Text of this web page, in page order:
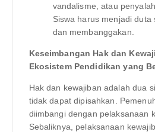
vandalisme, atau
Siswa harus menjadi
dan membanggakan.
Keseimbangan Hak dan
Ekosistem Pendidikan yang
Hak dan kewajiban adalah dua
tidak dapat dipisahkan.
diimbangi dengan pelaksanaan
Sebaliknya, pelaksanaan